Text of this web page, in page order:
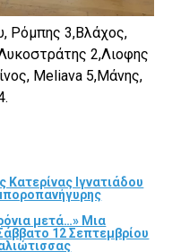
Ρόμπης 3,Βλάχος,
2,Λιοφης
Meliava 5,Μάνης,
Ιγνατιάδου
μετά…» Μια
12 Σεπτεμβρίου